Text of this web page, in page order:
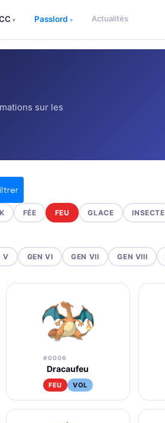
▾ Passlord ▾ Actualités
sur les
FÉE FEU GLACE INSECTE
V GEN VI GEN VII GEN VIII
#0006
Dracaufeu
FEU VOL